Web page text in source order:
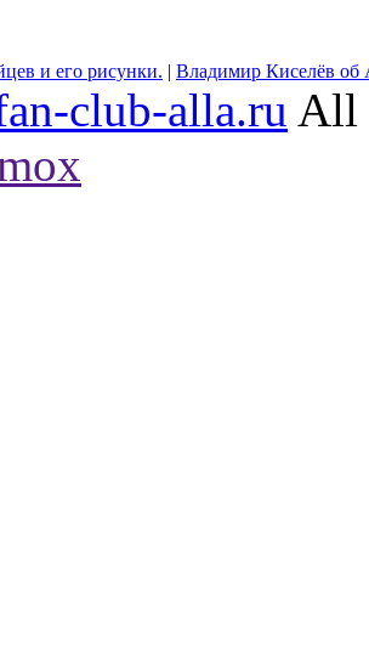
и его рисунки. | Владимир Киселёв об
club-alla.ru All